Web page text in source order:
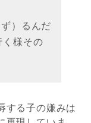
）るんだ
く様その
する子の嫌みは